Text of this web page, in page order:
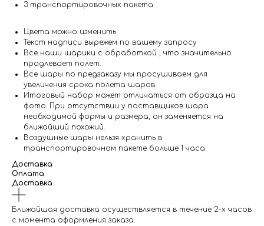
3 транспортировочных пакета
Цвета можно изменить
Текст надписи вырежем по вашему запросу
Все наши шарики с обработкой , что значительно
продлевает полет.
Все шары по предзаказу мы просушиваем для
увеличения срока полета шаров.
Итоговый набор может отличаться от образца на
фото. При отсутствии у поставщиков шара
необходимой формы и размера, он заменяется на
ближайший похожий.
Воздушные шары нельзя хранить в
транспортировочном пакете больше 1 часа
Доставка
Оплата
Доставка
Ближайшая доставка осуществляется в течение 2-х часов
с момента оформления заказа.